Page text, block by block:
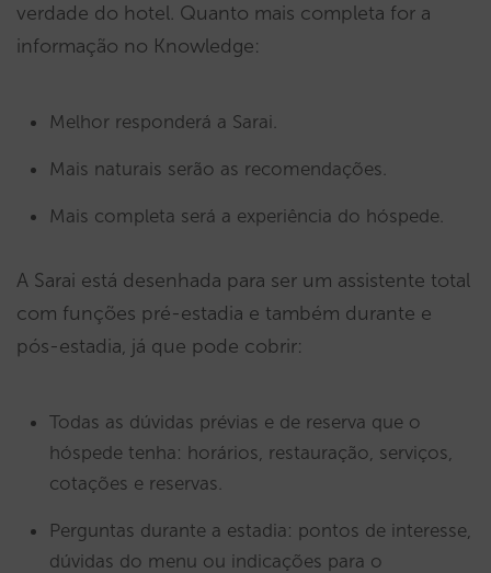
verdade do hotel. Quanto mais completa for a
informação no Knowledge:
Melhor responderá a Sarai.
Mais naturais serão as recomendações.
Mais completa será a experiência do hóspede.
A Sarai está desenhada para ser um assistente total
com funções pré-estadia e também durante e
pós-estadia, já que pode cobrir:
Todas as dúvidas prévias e de reserva que o
hóspede tenha: horários, restauração, serviços,
cotações e reservas.
Perguntas durante a estadia: pontos de interesse,
dúvidas do menu ou indicações para o